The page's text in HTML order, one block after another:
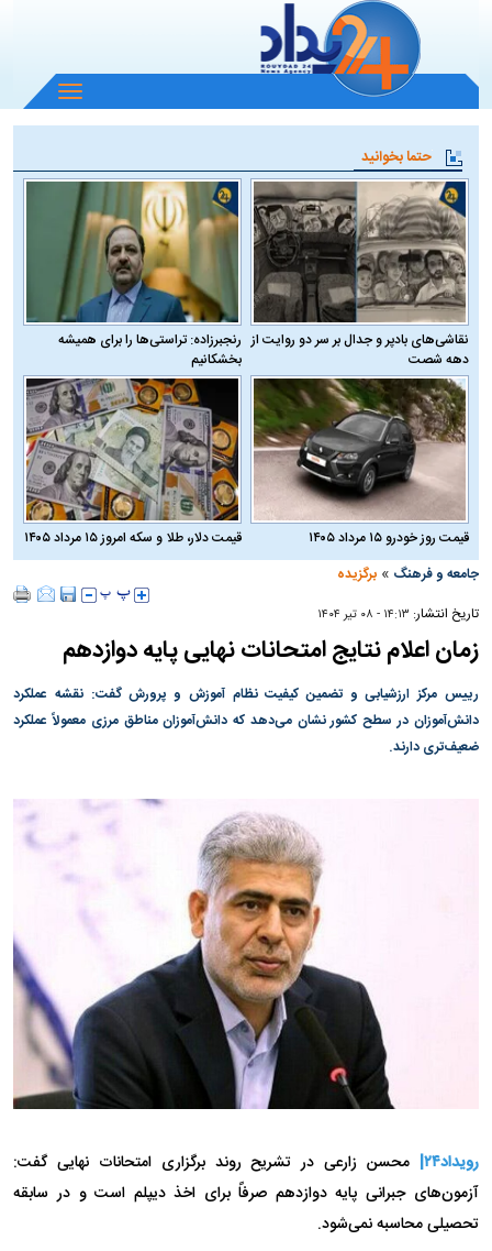
باز
و
منو
حتما بخوانید
نقاشی‌های بادپر و جدال بر سر دو روایت از
دهه شصت
رنجبرزاده: تراستی‌ها را برای همیشه
بخشکانیم
قیمت روز خودرو ۱۵ مرداد ۱۴۰۵
قیمت دلار، طلا و سکه امروز ۱۵ مرداد ۱۴۰۵
جامعه و فرهنگ »برگزیده
تاریخ انتشار: ۱۴:۱۳ - ۰۸ تير ۱۴۰۴
زمان اعلام نتایج امتحانات نهایی پایه دوازدهم
رییس مرکز ارزشیابی و تضمین کیفیت نظام آموزش و پرورش گفت: نقشه عملکرد
دانش‌آموزان در سطح کشور نشان می‌دهد که دانش‌آموزان مناطق مرزی معمولاً عملکرد
ضعیف‌تری دارند.
رویداد۲۴|
محسن زارعی در تشریح روند برگزاری امتحانات نهایی گفت:
آزمون‌های جبرانی پایه دوازدهم صرفاً برای اخذ دیپلم است و در سابقه
تحصیلی محاسبه نمی‌شود.